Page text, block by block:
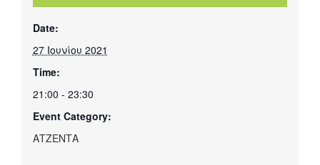
Date:
27 Ιουνίου 2021
Time:
21:00 - 23:30
Event Category:
ΑΤΖΕΝΤΑ